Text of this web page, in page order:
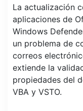
La actualización
aplicaciones de
Windows
un problema de
correos
extiende la
propiedades del
VBA y VSTO.